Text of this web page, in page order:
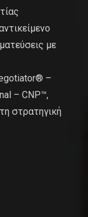
με
–
– CNP™,
στρατηγική